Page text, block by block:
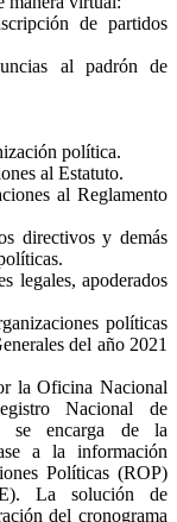
de partidos
al padrón de
política.
al Estatuto.
al Reglamento
directivos y demás
legales, apoderados
políticas
del año 2021
la Oficina Nacional
Nacional de
se encarga de la
a la información
Políticas (ROP)
La solución de
del cronograma